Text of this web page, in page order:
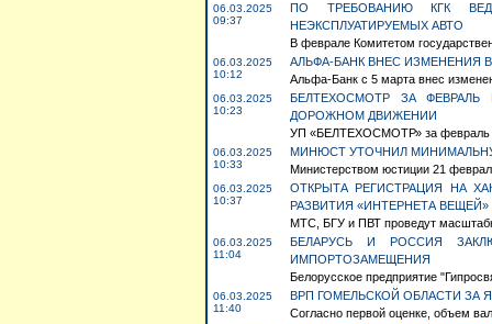
06.03.2025
09:37
ПО ТРЕБОВАНИЮ КГК
НЕЭКСПЛУАТИРУЕМЫХ АВТО
В феврале Комитетом
06.03.2025
10:12
АЛЬФА-БАНК ВНЕС ИЗМЕНЕНИЯ
Альфа-Банк с 5 марта внес
06.03.2025
10:23
БЕЛТЕХОСМОТР ЗА
ДОРОЖНОМ ДВИЖЕНИИ
УП «БЕЛТЕХОСМОТР» за февраль
06.03.2025
10:33
МИНЮСТ УТОЧНИЛ
Министерством юстиции 21
06.03.2025
10:37
ОТКРЫТА РЕГИСТРАЦИЯ НА
РАЗВИТИЯ «ИНТЕРНЕТА ВЕЩЕЙ»
МТС, БГУ и ПВТ проведут
06.03.2025
11:04
БЕЛАРУСЬ И РОССИЯ
ИМПОРТОЗАМЕЩЕНИЯ
Белорусское предприятие
06.03.2025
11:40
ВРП ГОМЕЛЬСКОЙ ОБЛАСТИ ЗА
Согласно первой оценке, объем